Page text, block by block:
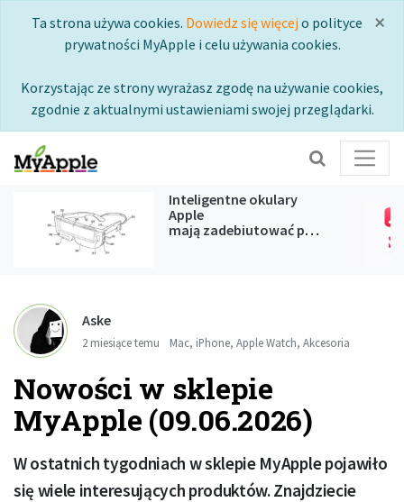
×
Ta strona używa cookies. Dowiedz się więcej o polityce
prywatności MyApple i celu używania cookies.
Korzystając ze strony wyrażasz zgodę na używanie cookies,
zgodnie z aktualnymi ustawieniami swojej przeglądarki.
Inteligentne okulary
Apple
mają zadebiutować podczas
WWDC 2027
Aske
2 miesiące temu Mac, iPhone, Apple Watch, Akcesoria
Nowości w sklepie
MyApple (09.06.2026)
W ostatnich tygodniach w sklepie MyApple pojawiło
się wiele interesujących produktów. Znajdziecie